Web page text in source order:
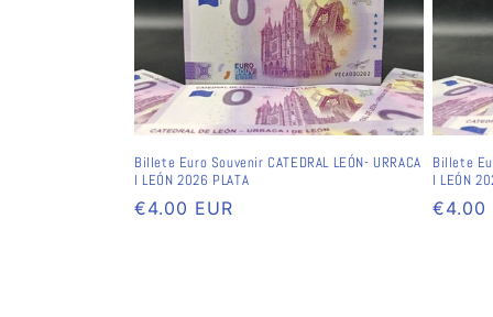
Billete Euro Souvenir CATEDRAL LEÓN- URRACA
I LEÓN 2026 PLATA
Preço
€4.00 EUR
Billete
I LEÓN
Preço
€4.00